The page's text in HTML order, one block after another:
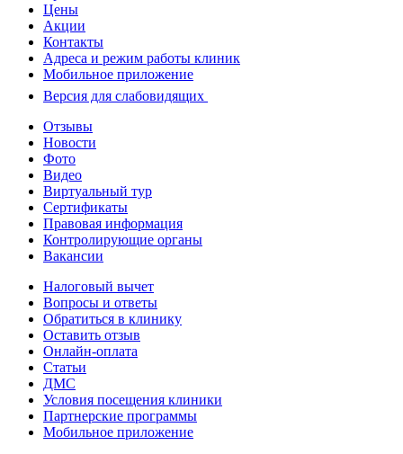
Цены
Акции
Контакты
Адреса и режим работы клиник
Мобильное приложение
Версия для слабовидящих
Отзывы
Новости
Фото
Видео
Виртуальный тур
Сертификаты
Правовая информация
Контролирующие органы
Вакансии
Налоговый вычет
Вопросы и ответы
Обратиться в клинику
Оставить отзыв
Онлайн-оплата
Статьи
ДМС
Условия посещения клиники
Партнерские программы
Мобильное приложение